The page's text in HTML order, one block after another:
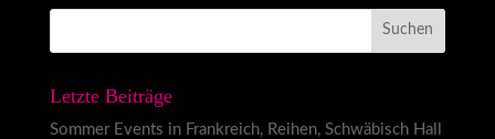
Letzte Beiträge
Sommer Events in Frankreich, Reihen, Schwäbisch Hall